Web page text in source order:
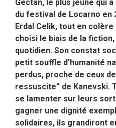
Gectan, le plus jeune qui
du festival de Locarno en
Erdal Celik, tout en
choisi le biais de la
quotidien. Son constat
petit souffle d’humanité
perdus, proche de ceux
ressuscite” de Kanevski.
se lamenter sur leurs
gagner une dignité
solidaires, ils grandiront